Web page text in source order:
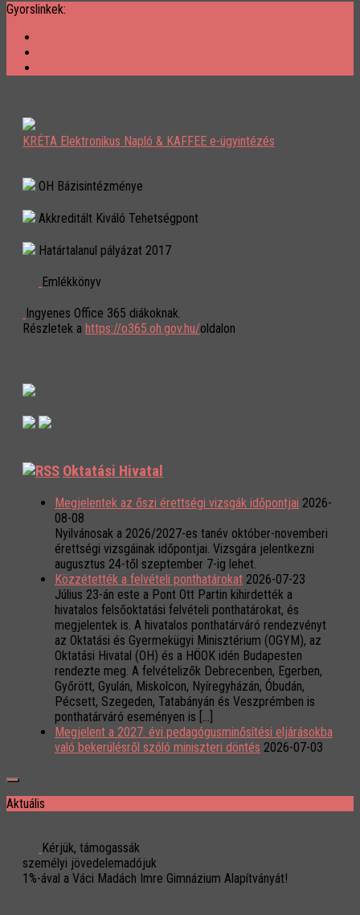
Gyorslinkek:
KRÉTA Elektronikus Napló & KAFFEE e-ügyintézés
OH Bázisintézménye
Akkreditált Kiváló Tehetségpont
Határtalanul pályázat 2017
Emlékkönyv
Ingyenes Office 365 diákoknak.
Részletek a https://o365.oh.gov.hu/oldalon
Oktatási Hivatal
Megjelentek az őszi érettségi vizsgák időpontjai 2026-
08-08
Nyilvánosak a 2026/2027-es tanév október-novemberi
érettségi vizsgáinak időpontjai. Vizsgára jelentkezni
augusztus 24-től szeptember 7-ig lehet.
Közzétették a felvételi ponthatárokat 2026-07-23
Július 23-án este a Pont Ott Partin kihirdették a
hivatalos felsőoktatási felvételi ponthatárokat, és
megjelentek is. A hivatalos ponthatárváró rendezvényt
az Oktatási és Gyermekügyi Minisztérium (OGYM), az
Oktatási Hivatal (OH) és a HÖOK idén Budapesten
rendezte meg. A felvételizők Debrecenben, Egerben,
Győrött, Gyulán, Miskolcon, Nyíregyházán, Óbudán,
Pécsett, Szegeden, Tatabányán és Veszprémben is
ponthatárváró eseményen is […]
Megjelent a 2027. évi pedagógusminősítési eljárásokba
való bekerülésről szóló miniszteri döntés 2026-07-03
Aktuális
Kérjük, támogassák
személyi jövedelemadójuk
1%-ával a Váci Madách Imre Gimnázium Alapítványát!